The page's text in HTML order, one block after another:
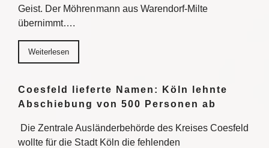
Geist. Der Möhrenmann aus Warendorf-Milte
übernimmt….
Weiterlesen
Coesfeld lieferte Namen: Köln lehnte
Abschiebung von 500 Personen ab
Die Zentrale Ausländerbehörde des Kreises Coesfeld
wollte für die Stadt Köln die fehlenden